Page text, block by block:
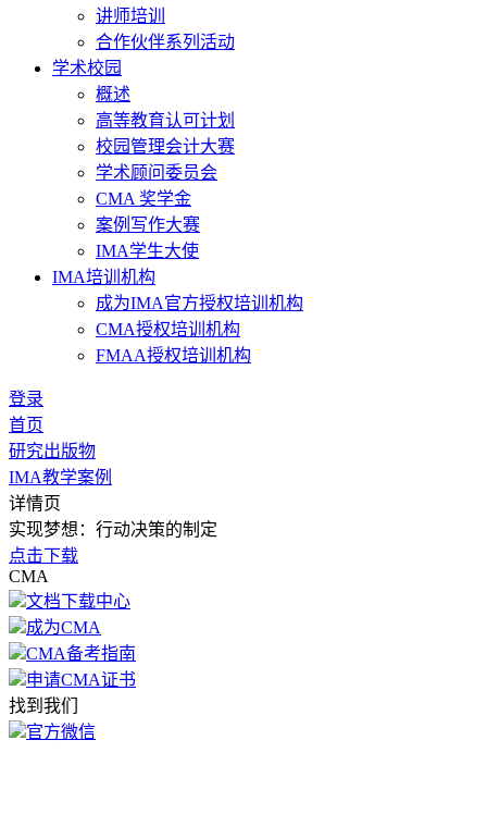
讲师培训
合作伙伴系列活动
学术校园
概述
高等教育认可计划
校园管理会计大赛
学术顾问委员会
CMA 奖学金
案例写作大赛
IMA学生大使
IMA培训机构
成为IMA官方授权培训机构
CMA授权培训机构
FMAA授权培训机构
登录
首页
研究出版物
IMA教学案例
详情页
实现梦想：行动决策的制定
点击下载
CMA
文档下载中心
成为CMA
CMA备考指南
申请CMA证书
找到我们
官方微信